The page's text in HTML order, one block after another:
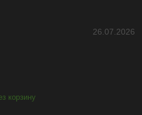
26.07.2026
корзину